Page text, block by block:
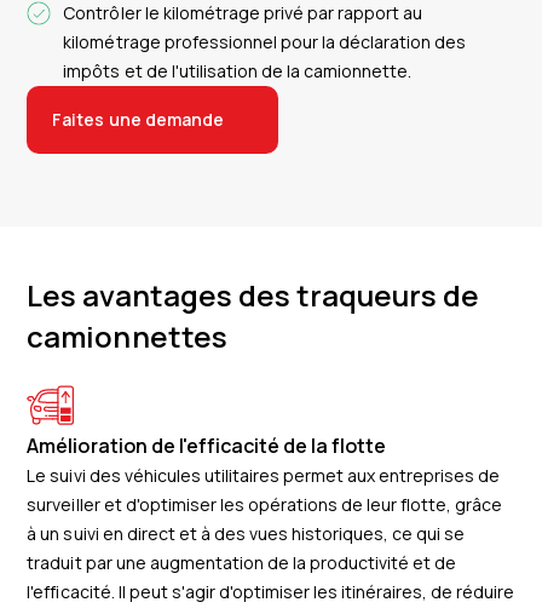
Contrôler le kilométrage privé par rapport au
kilométrage professionnel pour la déclaration des
impôts et de l'utilisation de la camionnette.
Faites une demande
Les avantages des traqueurs de
camionnettes
Amélioration de l'efficacité de la flotte
Le suivi des véhicules utilitaires permet aux entreprises de
surveiller et d'optimiser les opérations de leur flotte, grâce
à un suivi en direct et à des vues historiques, ce qui se
traduit par une augmentation de la productivité et de
l'efficacité. Il peut s'agir d'optimiser les itinéraires, de réduire